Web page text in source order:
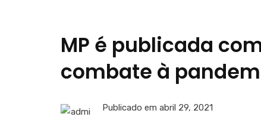
MP é publicada
combate à
Publicado em abril 29, 2021